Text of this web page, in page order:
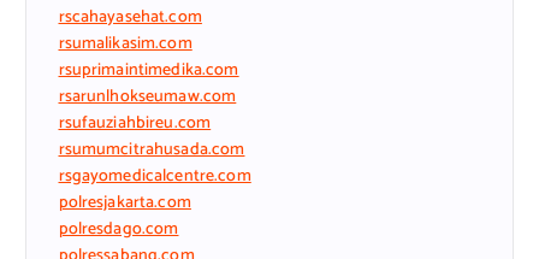
rscahayasehat.com
rsumalikasim.com
rsuprimaintimedika.com
rsarunlhokseumaw.com
rsufauziahbireu.com
rsumumcitrahusada.com
rsgayomedicalcentre.com
polresjakarta.com
polresdago.com